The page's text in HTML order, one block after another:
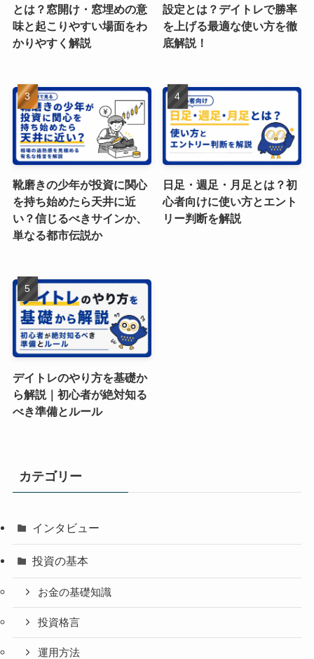
とは？窓開け・窓埋めの意
味と起こりやすい場面をわ
かりやすく解説
設定とは？デイトレで勝率
を上げる最適な使い方を徹
底解説！
靴磨きの少年が投資に関心
を持ち始めたら天井に近
い？信じるべきサインか、
単なる都市伝説か
日足・週足・月足とは？初
心者向けに使い方とエント
リー判断を解説
デイトレのやり方を基礎か
ら解説｜初心者が絶対知る
べき準備とルール
カテゴリー
インタビュー
投資の基本
お金の基礎知識
投資格言
運用方法